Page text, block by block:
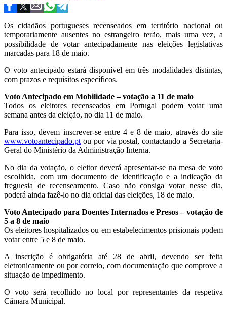
Os cidadãos portugueses recenseados em território nacional ou
temporariamente ausentes no estrangeiro terão, mais uma vez, a
possibilidade de votar antecipadamente nas eleições legislativas
marcadas para 18 de maio.
O voto antecipado estará disponível em três modalidades distintas,
com prazos e requisitos específicos.
Voto Antecipado em Mobilidade – votação a 11 de maio
Todos os eleitores recenseados em Portugal podem votar uma
semana antes da eleição, no dia 11 de maio.
Para isso, devem inscrever-se entre 4 e 8 de maio, através do site
www.votoantecipado.pt ou por via postal, contactando a Secretaria-
Geral do Ministério da Administração Interna.
No dia da votação, o eleitor deverá apresentar-se na mesa de voto
escolhida, com um documento de identificação e a indicação da
freguesia de recenseamento. Caso não consiga votar nesse dia,
poderá ainda fazê-lo no dia oficial das eleições, 18 de maio.
Voto Antecipado para Doentes Internados e Presos – votação de
5 a 8 de maio
Os eleitores hospitalizados ou em estabelecimentos prisionais podem
votar entre 5 e 8 de maio.
A inscrição é obrigatória até 28 de abril, devendo ser feita
eletronicamente ou por correio, com documentação que comprove a
situação de impedimento.
O voto será recolhido no local por representantes da respetiva
Câmara Municipal.